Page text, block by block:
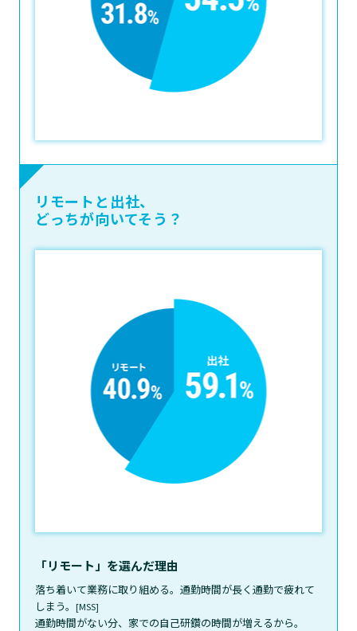
リモートと出社、
どっちが向いてそう？
「リモート」を選んだ理由
落ち着いて業務に取り組める。通勤時間が長く通勤で疲れて
しまう。
[MSS]
通勤時間がない分、家での自己研鑽の時間が増えるから。